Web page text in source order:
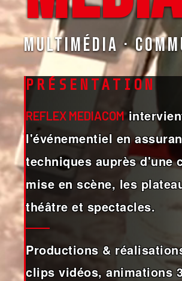
Multimédia ·
PRÉSENTATION
REFLEX MEDIACOM
l'événementiel en
techniques auprès d'une
mise en scène, les
théâtre et spectacles.
Productions &
clips vidéos, animations